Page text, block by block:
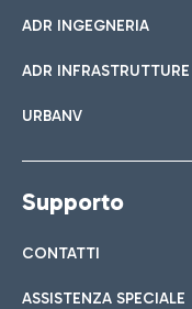
ADR INGEGNERIA
ADR INFRASTRUTTURE
URBANV
Supporto
CONTATTI
ASSISTENZA SPECIALE